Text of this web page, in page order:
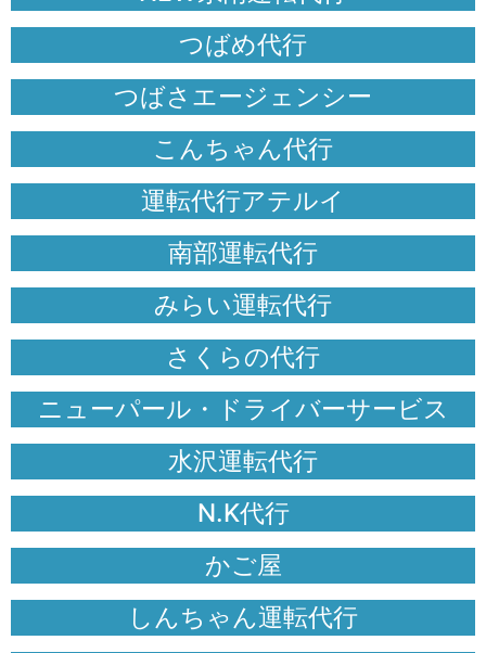
つばめ代行
つばさエージェンシー
こんちゃん代行
運転代行アテルイ
南部運転代行
みらい運転代行
さくらの代行
ニューパール・ドライバーサービス
水沢運転代行
N.K代行
かご屋
しんちゃん運転代行